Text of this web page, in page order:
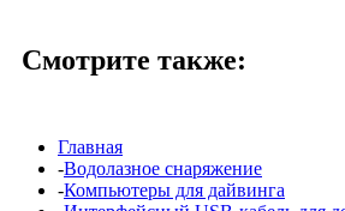
Смотрите также:
Главная
-Водолазное снаряжение
-Компьютеры для дайвинга